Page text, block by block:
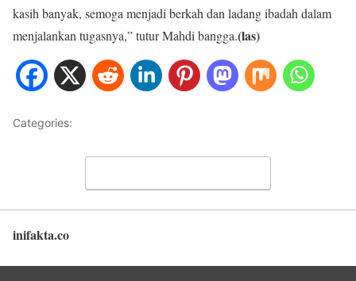
kasih banyak, semoga menjadi berkah dan ladang ibadah dalam
menjalankan tugasnya,” tutur Mahdi bangga.(las)
Categories:
inifakta.co